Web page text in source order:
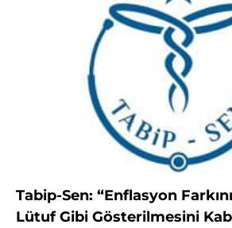
Tabip-Sen: “Enflasyon
Lütuf Gibi Gösterilmesini